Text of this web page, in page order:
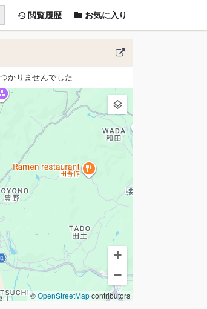
閲覧履歴 お気に入り
かりませんでした
+
−
©OpenStreetMapcontributors